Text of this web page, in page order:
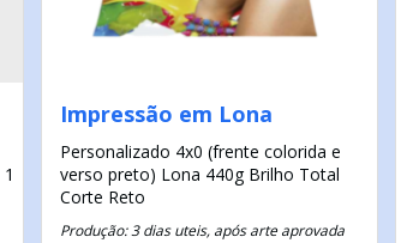
1
Impressão em Lona
Personalizado 4x0 (frente colorida e
verso preto) Lona 440g Brilho Total
Corte Reto
Produção: 3 dias uteis, após arte aprovada